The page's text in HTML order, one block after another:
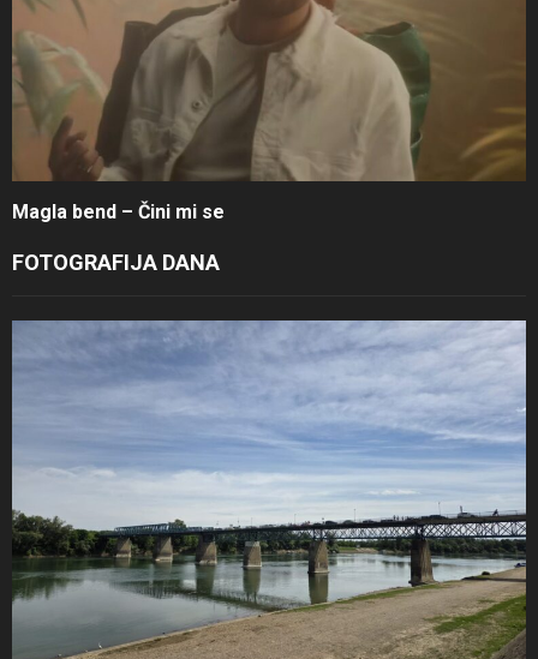
Magla bend – Čini mi se
FOTOGRAFIJA DANA